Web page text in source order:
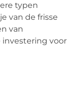
typen
van de frisse
van
investering voor